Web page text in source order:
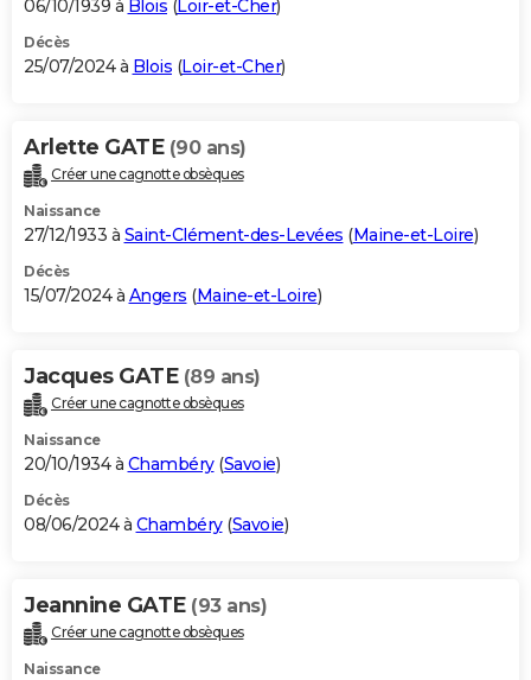
06/10/1939 à Blois (Loir-et-Cher)
Décès
25/07/2024 à Blois (Loir-et-Cher)
Arlette GATE (90 ans)
Créer une cagnotte obsèques
Naissance
27/12/1933 à Saint-Clément-des-Levées (Maine-et-Loire)
Décès
15/07/2024 à Angers (Maine-et-Loire)
Jacques GATE (89 ans)
Créer une cagnotte obsèques
Naissance
20/10/1934 à Chambéry(Savoie)
Décès
08/06/2024 à Chambéry(Savoie)
Jeannine GATE (93 ans)
Créer une cagnotte obsèques
Naissance